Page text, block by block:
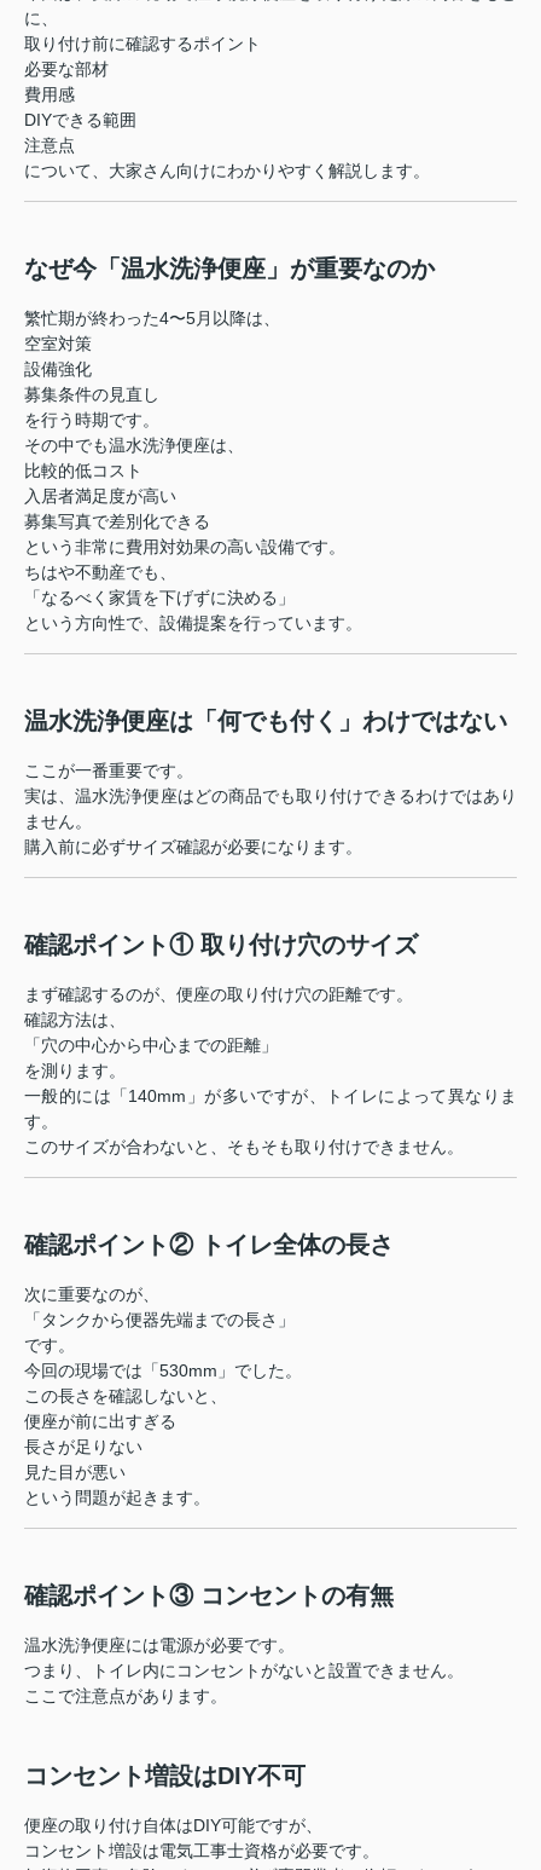
に、
取り付け前に確認するポイント
必要な部材
費用感
DIYできる範囲
注意点
について、大家さん向けにわかりやすく解説します。
なぜ今「温水洗浄便座」が重要なのか
繁忙期が終わった4〜5月以降は、
空室対策
設備強化
募集条件の見直し
を行う時期です。
その中でも温水洗浄便座は、
比較的低コスト
入居者満足度が高い
募集写真で差別化できる
という非常に費用対効果の高い設備です。
ちはや不動産でも、
「なるべく家賃を下げずに決める」
という方向性で、設備提案を行っています。
温水洗浄便座は「何でも付く」わけではない
ここが一番重要です。
実は、温水洗浄便座はどの商品でも取り付けできるわけではあり
ません。
購入前に必ずサイズ確認が必要になります。
確認ポイント① 取り付け穴のサイズ
まず確認するのが、便座の取り付け穴の距離です。
確認方法は、
「穴の中心から中心までの距離」
を測ります。
一般的には「140mm」が多いですが、トイレによって異なりま
す。
このサイズが合わないと、そもそも取り付けできません。
確認ポイント② トイレ全体の長さ
次に重要なのが、
「タンクから便器先端までの長さ」
です。
今回の現場では「530mm」でした。
この長さを確認しないと、
便座が前に出すぎる
長さが足りない
見た目が悪い
という問題が起きます。
確認ポイント③ コンセントの有無
温水洗浄便座には電源が必要です。
つまり、トイレ内にコンセントがないと設置できません。
ここで注意点があります。
コンセント増設はDIY不可
便座の取り付け自体はDIY可能ですが、
コンセント増設は電気工事士資格が必要です。